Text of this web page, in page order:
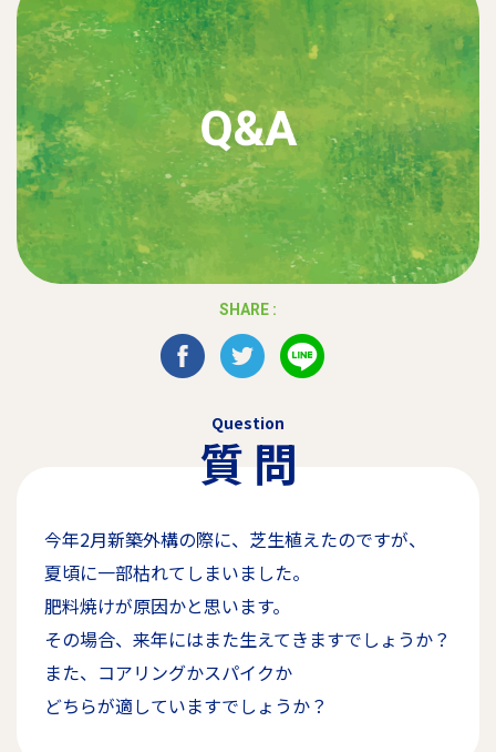
SHARE :
Question
質 問
今年2月新築外構の際に、芝生植えたのですが、
夏頃に一部枯れてしまいました。
肥料焼けが原因かと思います。
その場合、来年にはまた生えてきますでしょうか？
また、コアリングかスパイクか
どちらが適していますでしょうか？